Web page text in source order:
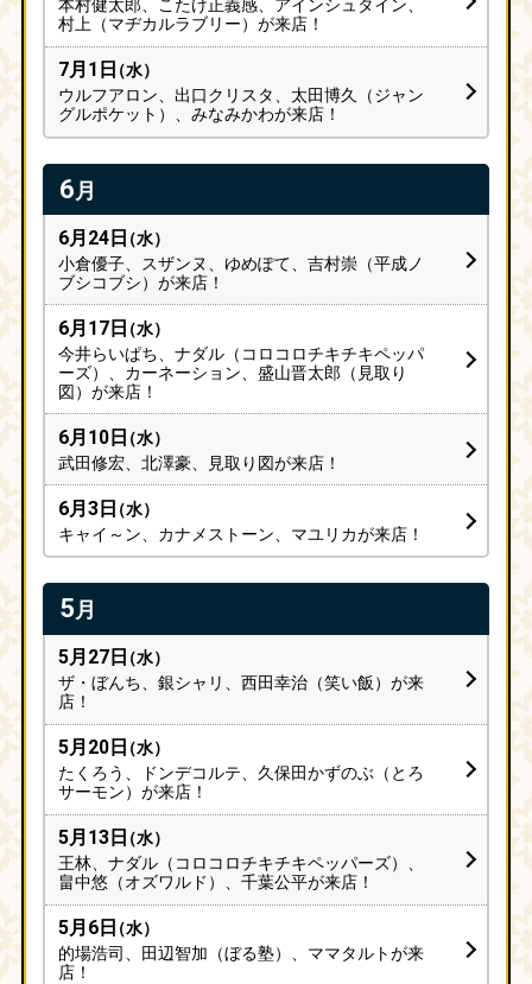
本村健太郎、こたけ正義感、アインシュタイン、
村上（マヂカルラブリー）が来店！
7月1日（水）
ウルフアロン、出口クリスタ、太田博久（ジャン
グルポケット）、みなみかわが来店！
6 月
6月24日（水）
小倉優子、スザンヌ、ゆめぽて、吉村崇（平成ノ
ブシコブシ）が来店！
6月17日（水）
今井らいぱち、ナダル（コロコロチキチキペッパ
ーズ）、カーネーション、盛山晋太郎（見取り
図）が来店！
6月10日（水）
武田修宏、北澤豪、見取り図が来店！
6月3日（水）
キャイ～ン、カナメストーン、マユリカが来店！
5月
5月27日（水）
ザ・ぼんち、銀シャリ、西田幸治（笑い飯）が来
店！
5月20日（水）
たくろう、ドンデコルテ、久保田かずのぶ（とろ
サーモン）が来店！
5月13日（水）
王林、ナダル（コロコロチキチキペッパーズ）、
畠中悠（オズワルド）、千葉公平が来店！
5月6日（水）
的場浩司、田辺智加（ぼる塾）、ママタルトが来
店！